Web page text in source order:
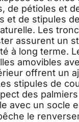
de pétioles et
et de stipules
Les
assurent un
à long terme.
amovibles
offrent un
stipules de
des
avec un socle
le